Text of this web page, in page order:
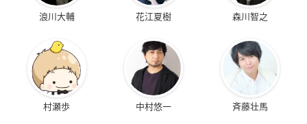
浪川大輔 花江夏樹 森川智之
村瀬歩 中村悠一 斉藤壮馬